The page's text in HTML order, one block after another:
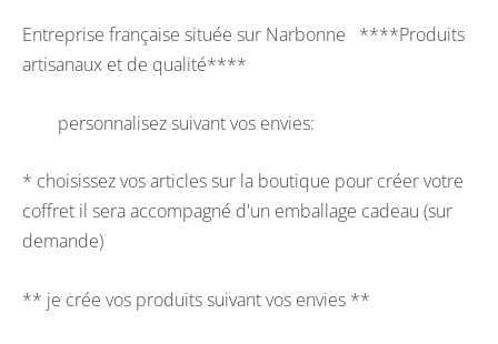
Entreprise française située sur Narbonne ****Produits
artisanaux et de qualité****
personnalisez suivant vos envies:
* choisissez vos articles sur la boutique pour créer votre
coffret il sera accompagné d'un emballage cadeau (sur
demande)
** je crée vos produits suivant vos envies **